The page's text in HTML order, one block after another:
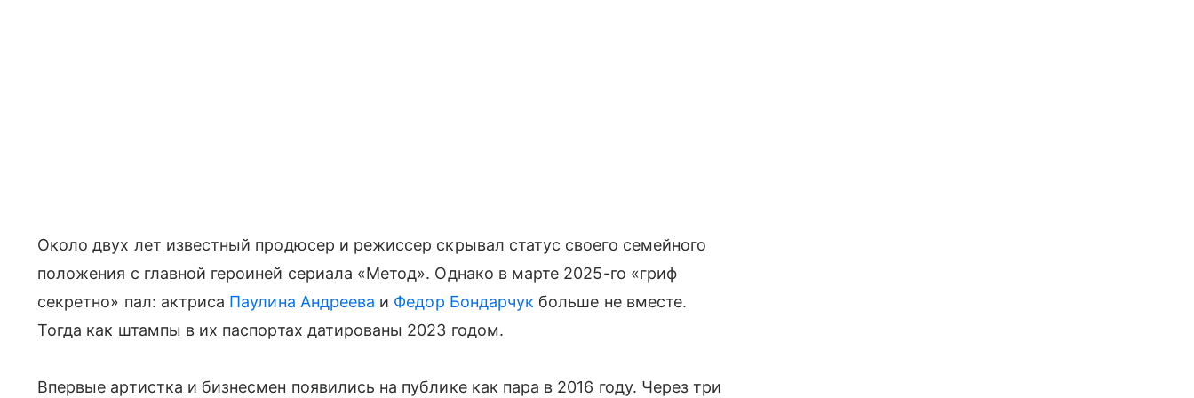
Около двух лет известный продюсер и режиссер скрывал статус своего семейного
положения с главной героиней сериала «Метод». Однако в марте 2025-го «гриф
секретно» пал: актриса Паулина Андреева и Федор Бондарчук больше не вместе.
Тогда как штампы в их паспортах датированы 2023 годом.
Впервые артистка и бизнесмен появились на публике как пара в 2016 году. Через три